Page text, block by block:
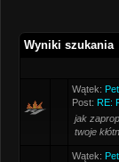
Wyniki szukania
Wątek:
Post: RE:
jak
twoje
Wątek: